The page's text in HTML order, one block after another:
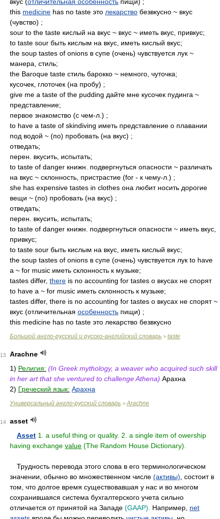
this medicine has no taste это лекарство безвкусно ~ вкус
(чувство) ;
sour to the taste кислый на вкус ~ вкус ~ иметь вкус, привкус;
to taste sour быть кислым на вкус, иметь кислый вкус;
the soup tastes of onions в супе (очень) чувствуется лук ~
манера, стиль;
the Baroque taste стиль барокко ~ немного, чуточка;
кусочек, глоточек (на пробу) ;
give me a taste of the pudding дайте мне кусочек пудинга ~
представление;
первое знакомство (с чем-л.) ;
to have a taste of skindiving иметь представление о плавании
под водой ~ (по) пробовать (на вкус) ;
отведать;
перен. вкусить, испытать;
to taste of danger книжн. подвергнуться опасности ~ различать
на вкус ~ склонность, пристрастие (for - к чему-л.) ;
she has expensive tastes in clothes она любит носить дорогие
вещи ~ (по) пробовать (на вкус) ;
отведать;
перен. вкусить, испытать;
to taste of danger книжн. подвергнуться опасности ~ иметь вкус,
привкус;
to taste sour быть кислым на вкус, иметь кислый вкус;
the soup tastes of onions в супе (очень) чувствуется лук to have
a ~ for music иметь склонность к музыке;
tastes differ, there is no accounting for tastes о вкусах не спорят
to have a ~ for music иметь склонность к музыке;
tastes differ, there is no accounting for tastes о вкусах не спорят ~
вкус (отличительная особенность пищи) ;
this medicine has no taste это лекарство безвкусно
Большой англо-русский и русско-английский словарь > taste
13
Arachne
1) Религия: (In Greek mythology, a weaver who acquired such skill
in her art that she ventured to challenge Athena) Арахна
2) Греческий язык: Арахна
Универсальный англо-русский словарь > Arachne
14
asset
Asset 1. a useful thing or quality. 2. a single item of owership
having exchange value (The Random House Dictionary).
Трудность перевода этого слова в его терминологическом
значении, обычно во множественном числе (активы) , состоит в
том, что долгое время существовавшая у нас и во многом
сохранившаяся система бухгалтерского учета сильно
отличается от принятой на Западе (GAAP). Например, net